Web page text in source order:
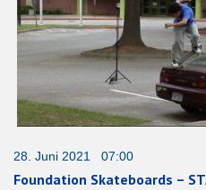
28. Juni 2021 07:00
Foundation Skateboards –